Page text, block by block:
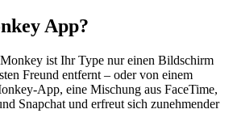
App?
ist Ihr Type nur einen Bildschirm
Freund entfernt – oder von einem
App, eine Mischung aus FaceTime,
Snapchat und erfreut sich zunehmender